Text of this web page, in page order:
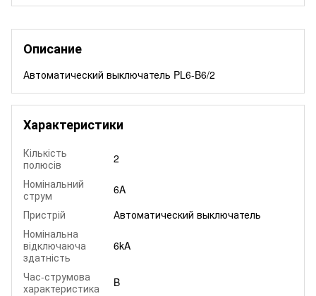
Описание
Автоматический выключатель PL6-B6/2
Характеристики
Кількість
полюсів
2
Номінальний
струм
6A
Пристрій
Автоматический выключатель
Номінальна
відключаюча
здатність
6kA
Час-струмова
характеристика
B